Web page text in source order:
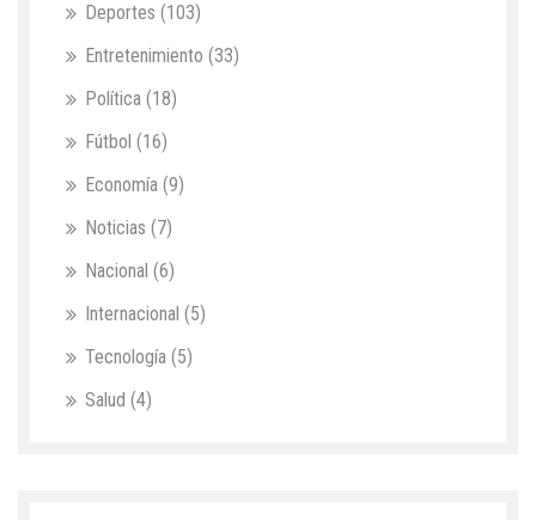
Deportes (103)
Entretenimiento (33)
Política (18)
Fútbol (16)
Economía (9)
Noticias (7)
Nacional (6)
Internacional (5)
Tecnología (5)
Salud (4)